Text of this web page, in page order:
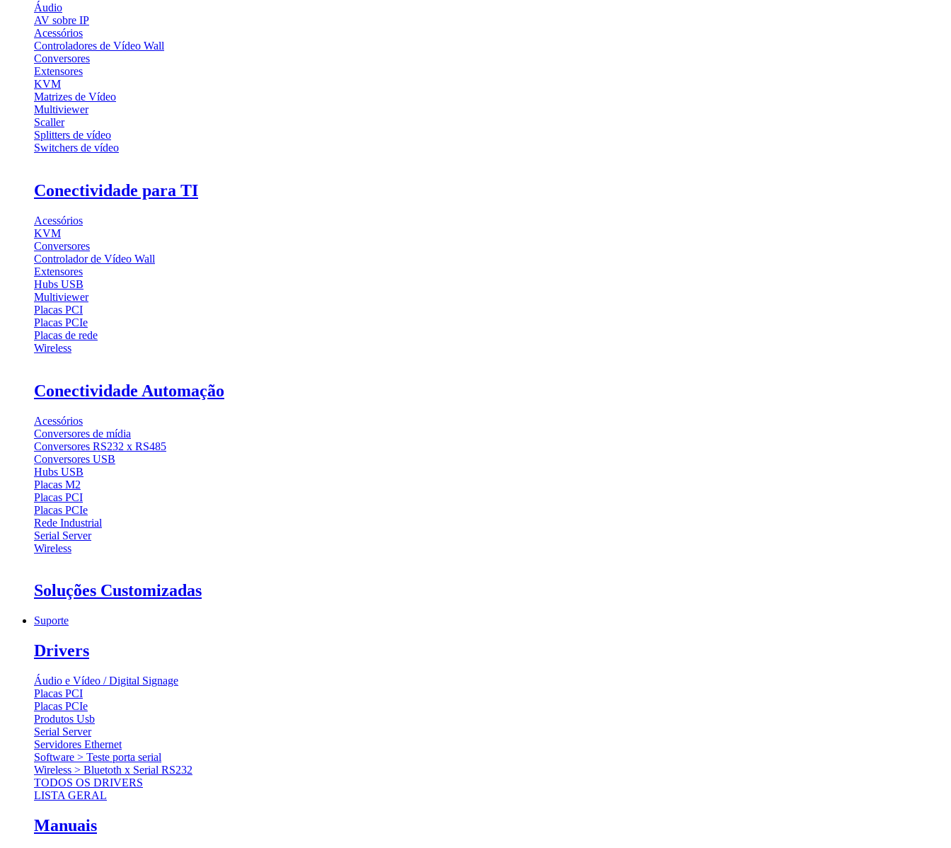
Áudio
AV sobre IP
Acessórios
Controladores de Vídeo Wall
Conversores
Extensores
KVM
Matrizes de Vídeo
Multiviewer
Scaller
Splitters de vídeo
Switchers de vídeo
Conectividade para TI
Acessórios
KVM
Conversores
Controlador de Vídeo Wall
Extensores
Hubs USB
Multiviewer
Placas PCI
Placas PCIe
Placas de rede
Wireless
Conectividade Automação
Acessórios
Conversores de mídia
Conversores RS232 x RS485
Conversores USB
Hubs USB
Placas M2
Placas PCI
Placas PCIe
Rede Industrial
Serial Server
Wireless
Soluções Customizadas
Suporte
Drivers
Áudio e Vídeo / Digital Signage
Placas PCI
Placas PCIe
Produtos Usb
Serial Server
Servidores Ethernet
Software > Teste porta serial
Wireless > Bluetoth x Serial RS232
TODOS OS DRIVERS
LISTA GERAL
Manuais